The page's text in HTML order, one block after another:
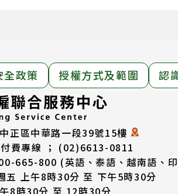
政策 授權方式及範圍 認
正區中華路一段39號15樓
費專線 ； (02)6613-0811
665-800 (英語、泰語、越南語、
五 上午8時30分 至 下午5時30分
8時30分 至 12時30分